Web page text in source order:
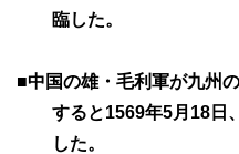
臨した。
■中国の雄・毛利軍が九州
すると1569年5月18日
した。